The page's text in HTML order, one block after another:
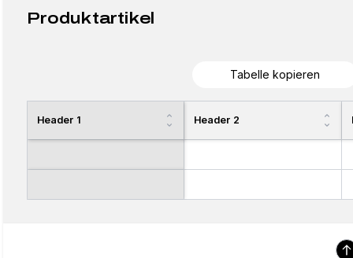
Produktartikel
Tabelle kopieren
Header 1 Header 2